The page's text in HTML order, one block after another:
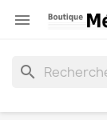

search